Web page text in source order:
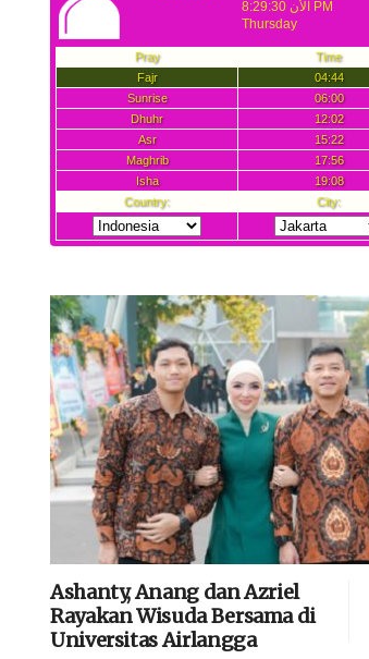
Ashanty, Anang dan Azriel
Rayakan Wisuda Bersama di
Universitas Airlangga